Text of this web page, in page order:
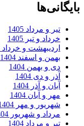
بایگانی‌ها
تیر و مرداد 1405
خرداد و تیر 1405
اردیبهشت و خرداد 1405
بهمن و اسفند 1404
دی و بهمن 1404
آذر و دی 1404
آبان و آذر 1404
مهر و آبان 1404
شهریور و مهر 1404
مرداد و شهریور 1404
تیر و مرداد 1404